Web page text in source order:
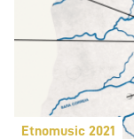
Etnomusic 2021